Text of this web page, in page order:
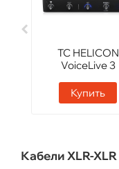
TC HELICON
VoiceLive 3
Купить
Кабели XLR-XLR